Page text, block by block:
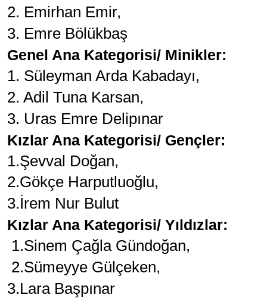
2. Emirhan Emir,
3. Emre Bölükbaş
Genel Ana Kategorisi/ Minikler:
1. Süleyman Arda Kabadayı,
2. Adil Tuna Karsan,
3. Uras Emre Delipınar
Kızlar Ana Kategorisi/ Gençler:
1.Şevval Doğan,
2.Gökçe Harputluoğlu,
3.İrem Nur Bulut
Kızlar Ana Kategorisi/ Yıldızlar:
1.Sinem Çağla Gündoğan,
2.Sümeyye Gülçeken,
3.Lara Başpınar